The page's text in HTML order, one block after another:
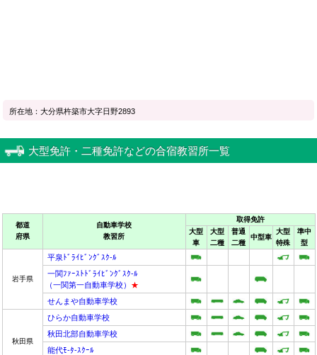
所在地：大分県杵築市大字日野2893
大型免許・二種免許などの合宿教習所一覧
都道
府県
自動車学校
教習所
取得免許
大型
車
大型
二種
普通
二種
中型車
大型
特殊
準中
型
岩手県
平泉ﾄﾞﾗｲﾋﾞﾝｸﾞｽｸ-ﾙ
一関ﾌｧｰｽﾄﾄﾞﾗｲﾋﾞﾝｸﾞｽｸ-ﾙ
（一関第一自動車学校）
★
せんまや自動車学校
秋田県
ひらか自動車学校
秋田北部自動車学校
能代ﾓ-ﾀ-ｽｸｰﾙ